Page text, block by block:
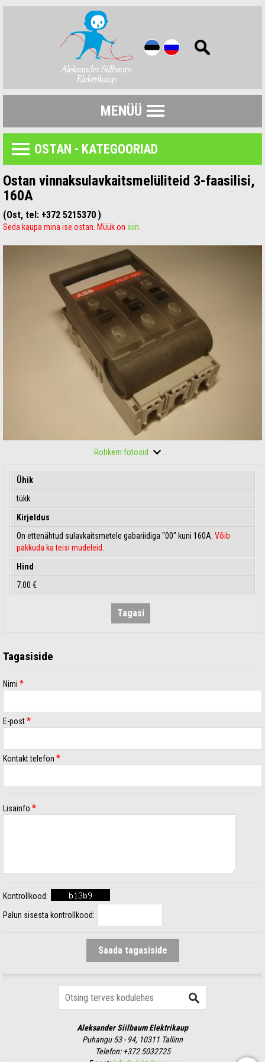
MENÜÜ
OSTAN - KATEGOORIAD
Ostan vinnaksulavkaitsmelüliteid 3-faasilisi,
160A
(Ost, tel: +372 5215370 )
Seda kaupa mina ise ostan. Müük on siin
Rohkem fotosid
Ühik
tükk
Kirjeldus
On ettenähtud sulavkaitsmetele gabariidiga "00" kuni 160A. Võib
pakkuda ka teisi mudeleid.
Hind
7.00 €
Tagasi
Tagasiside
Nimi *
E-post*
Kontakt telefon *
Lisainfo *
Kontrollkood:
Palun sisesta kontrollkood:
Aleksander Siilbaum Elektrikaup
Puhangu 53 - 94, 10311 Tallinn
Telefon:+372 5032725